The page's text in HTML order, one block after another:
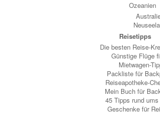
Ozeanien
Reisetipps
Die besten Reise-
Günstige Flüge
Mietwagen-
Packliste für
Reiseapotheke-
Mein Buch für
45 Tipps rund
Geschenke für